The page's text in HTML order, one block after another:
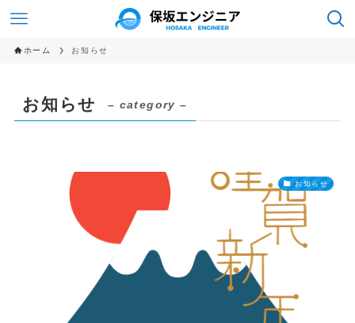
ホーム お知らせ
お知らせ – category –
お知らせ